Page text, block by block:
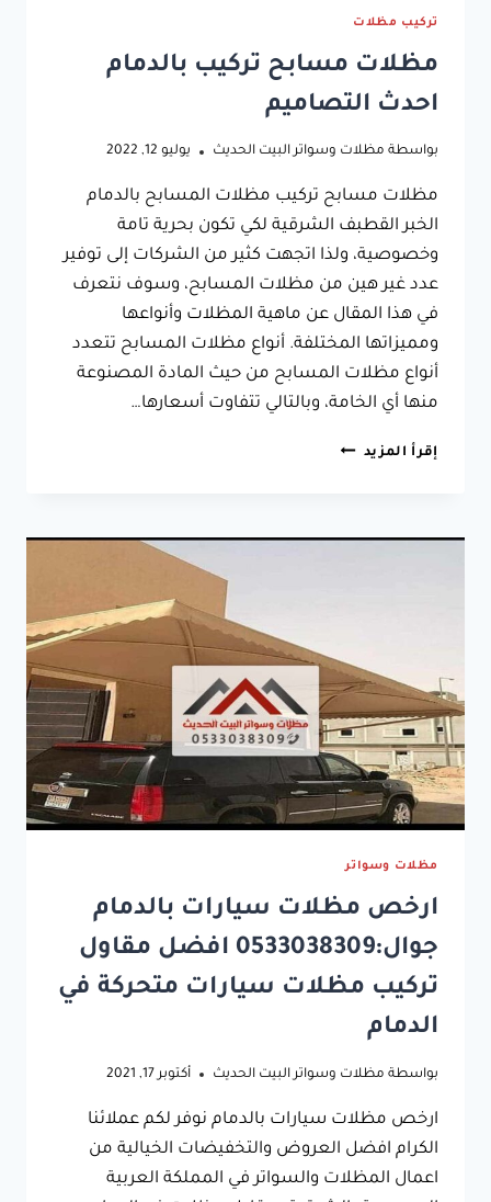
تركيب مظلات
مظلات مسابح تركيب بالدمام
احدث التصاميم
بواسطة مظلات وسواتر البيت الحديث يوليو 12, 2022
مظلات مسابح تركيب مظلات المسابح بالدمام
الخبر القطبف الشرقية لكي تكون بحرية تامة
وخصوصية، ولذا اتجهت كثير من الشركات إلى توفير
عدد غير هين من مظلات المسابح، وسوف نتعرف
في هذا المقال عن ماهية المظلات وأنواعها
ومميزاتها المختلفة. أنواع مظلات المسابح تتعدد
أنواع مظلات المسابح من حيث المادة المصنوعة
منها أي الخامة، وبالتالي تتفاوت أسعارها…
إقرأ المزيد مظلات
احدث
مظلات وسواتر
ارخص مظلات سيارات بالدمام
جوال:0533038309 افضل مقاول
تركيب مظلات سيارات متحركة في
الدمام
بواسطة مظلات وسواتر البيت الحديث أكتوبر 17, 2021
ارخص مظلات سيارات بالدمام نوفر لكم عملائنا
الكرام افضل العروض والتخفيضات الخيالية من
اعمال المظلات والسواتر في المملكة العربية